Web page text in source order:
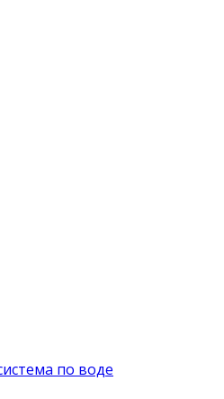
по воде